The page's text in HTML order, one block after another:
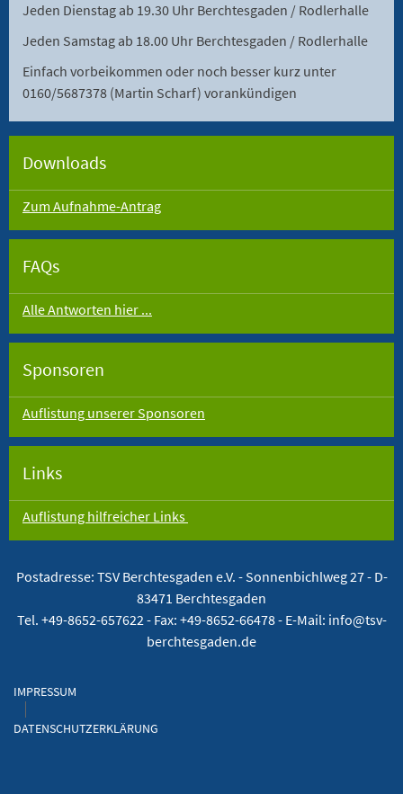
Jeden Dienstag ab 19.30 Uhr Berchtesgaden / Rodlerhalle
Jeden Samstag ab 18.00 Uhr Berchtesgaden / Rodlerhalle
Einfach vorbeikommen oder noch besser kurz unter
0160/5687378 (Martin Scharf) vorankündigen
Downloads
Zum Aufnahme-Antrag
FAQs
Alle Antworten hier ...
Sponsoren
Auflistung unserer Sponsoren
Links
Auflistung hilfreicher Links
Postadresse: TSV Berchtesgaden e.V. -Sonnenbichlweg 27 - D-
83471 Berchtesgaden
Tel. +49-8652-657622 - Fax: +49-8652-66478 - E-Mail: info@tsv-
berchtesgaden.de
IMPRESSUM
DATENSCHUTZERKLÄRUNG